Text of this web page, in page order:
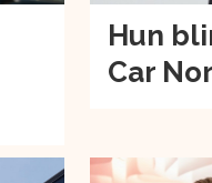
Hun
Car